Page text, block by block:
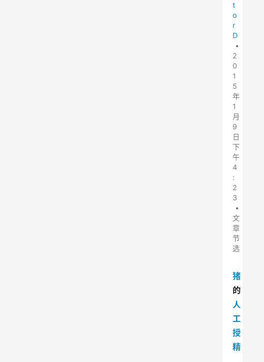
t
o
r
D
•
2
0
1
5
年
1
月
9
日
下
午
4
:
2
3
•
文
章
节
选
猪
的
人
工
授
精